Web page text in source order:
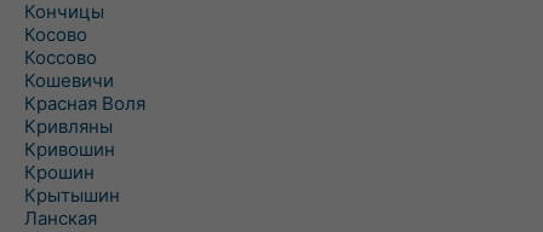
Кончицы
Косово
Коссово
Кошевичи
Красная Воля
Кривляны
Кривошин
Крошин
Крытышин
Ланская